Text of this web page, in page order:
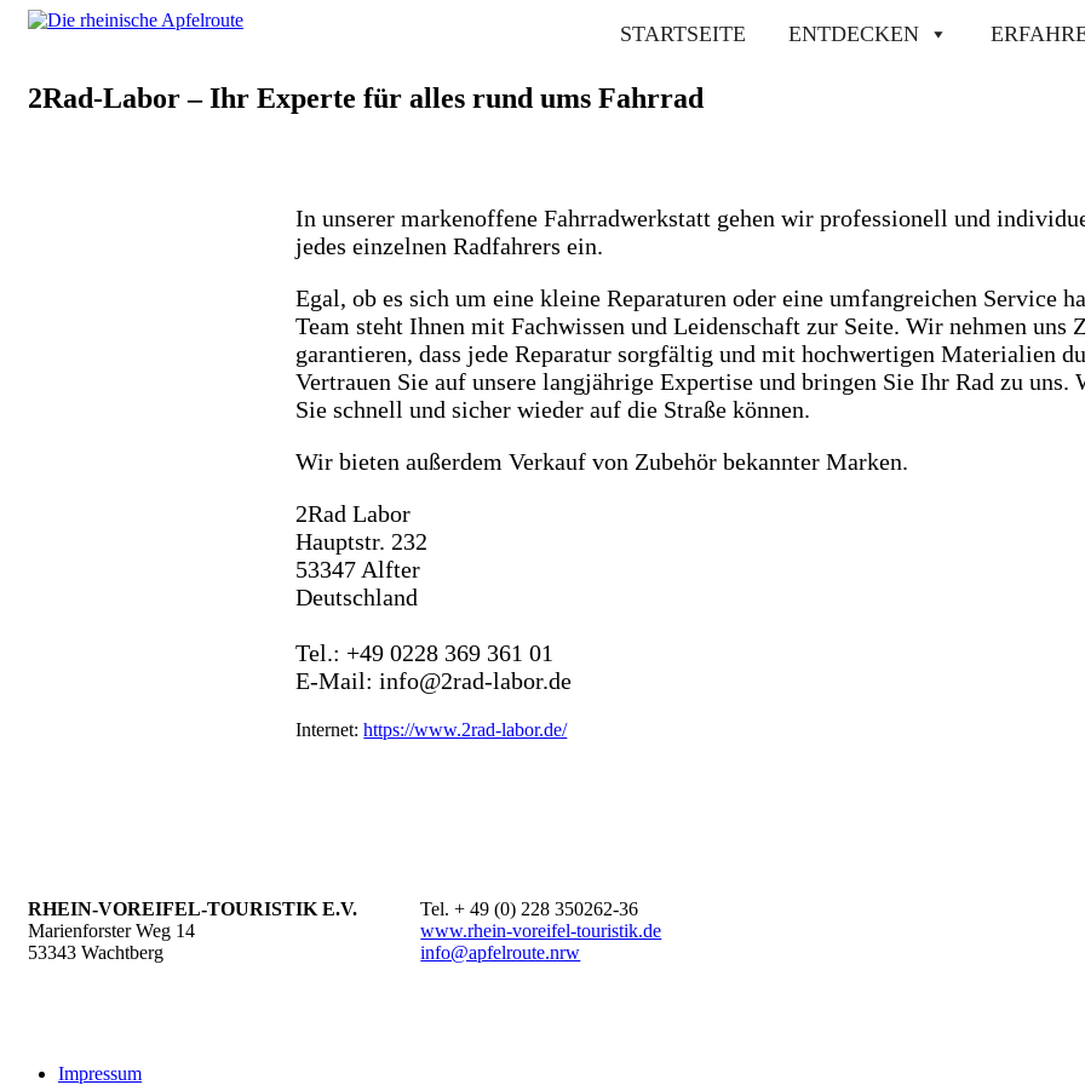
STARTSEITE ENTDECKEN
2Rad-Labor – Ihr Experte für alles rund ums Fahrrad
In unserer markenoffene Fahrradwerkstatt gehen wir professionell und
jedes einzelnen Radfahrers ein.
Egal, ob es sich um eine kleine Reparaturen oder eine umfangreichen Service
Team steht Ihnen mit Fachwissen und Leidenschaft zur Seite. Wir nehmen uns
garantieren, dass jede Reparatur sorgfältig und mit hochwertigen Materialien
Vertrauen Sie auf unsere langjährige Expertise und bringen Sie Ihr Rad zu uns.
Sie schnell und sicher wieder auf die Straße können.
Wir bieten außerdem Verkauf von Zubehör bekannter Marken.
2Rad Labor
Hauptstr. 232
53347 Alfter
Deutschland
Tel.: +49 0228 369 361 01
E-Mail: info@2rad-labor.de
Internet:https://www.2rad-labor.de/
RHEIN-VOREIFEL-TOURISTIK E.V.
Marienforster Weg 14
53343 Wachtberg
Tel. + 49 (0) 228 350262-36
www.rhein-voreifel-touristik.de
info@apfelroute.nrw
Impressum